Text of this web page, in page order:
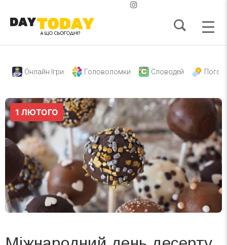
Онлайн Ігри Головоломки Словодей